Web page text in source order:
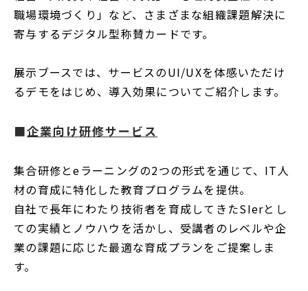
職場環境づくり」など、さまざまな組織課題解決に
寄与するデジタル型称賛カードです。
展示ブースでは、サービスのUI/UXを体感いただけ
るデモをはじめ、導入効果についてご紹介します。
■企業向け研修サービス
集合研修とeラーニングの2つの形式を通じて、IT人
材の育成に特化した教育プログラムを提供。
自社で長年にわたり技術者を育成してきたSIerとし
ての実績とノウハウを活かし、受講者のレベルや企
業の課題に応じた最適な育成プランをご提案しま
す。